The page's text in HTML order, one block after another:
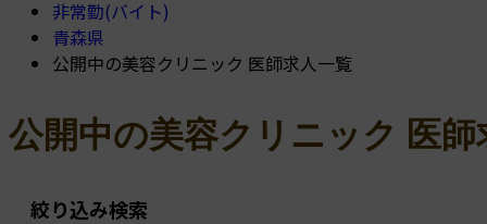
非常勤(バイト)
青森県
公開中の美容クリニック 医師求人一覧
公開中の美容クリニック 医師
絞り込み検索